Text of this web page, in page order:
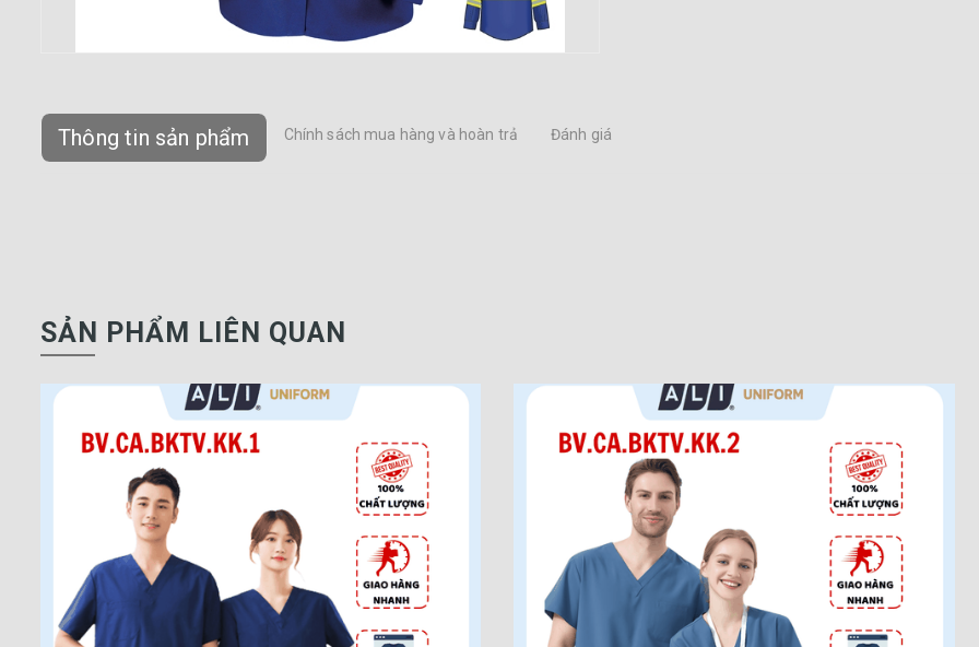
Thông tin sản phẩm Chính sách mua hàng và hoàn trả Đánh giá
SẢN PHẨM LIÊN QUAN